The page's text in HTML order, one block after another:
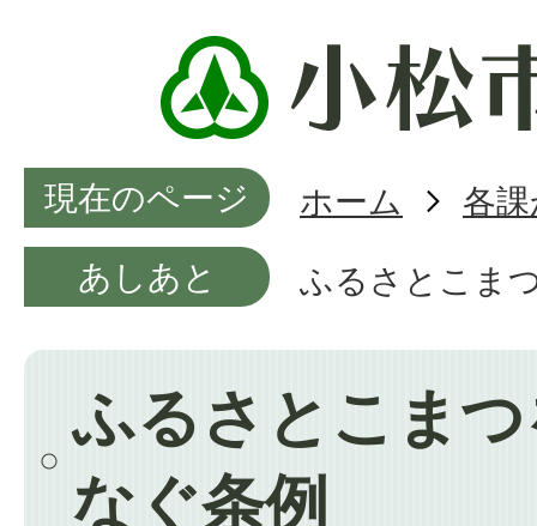
現在のページ ホーム
各
あしあと
ふるさとこま
ふるさとこま
なぐ条例